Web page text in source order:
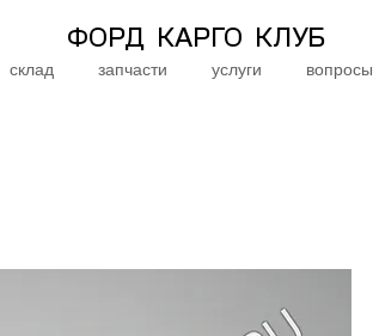
ФОРД КАРГО КЛУБ
склад запчасти услуги вопросы